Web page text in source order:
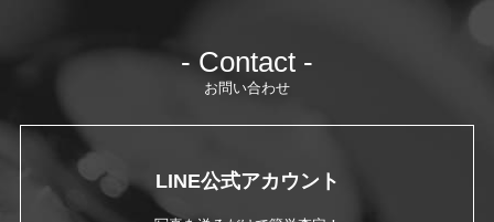
- Contact -
お問い合わせ
LINE公式アカウント